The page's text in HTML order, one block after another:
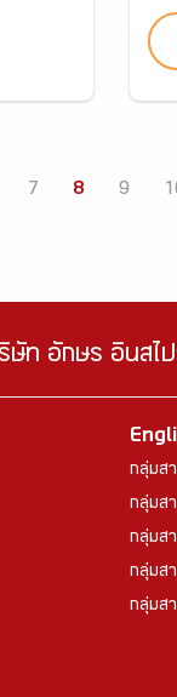
7 8 9
ษัท อักษร อินสไ
กลุ่มส
กลุ่มสา
กลุ่มส
กลุ่มส
กลุ่มสา